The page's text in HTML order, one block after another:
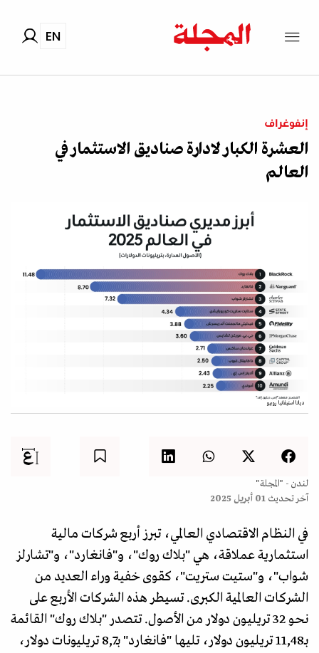
EN
إنفوغراف
العشرة الكبار لادارة صناديق الاستثمار في
العالم
ديانا استيفانيا روبيو
لندن - "المجلة"
آخر تحديث 01 أبريل 2025
في النظام الاقتصادي العالمي، تبرز أربع شركات مالية
استثمارية عملاقة، هي "بلاك روك"، و"فانغارد"، و"تشارلز
شواب"، و"ستيت ستريت"، كقوى خفية وراء العديد من
الشركات العالمية الكبرى. تسيطر هذه الشركات الأربع على
نحو 32 تريليون دولار من الأصول. تتصدر "بلاك روك" القائمة
بـ11,48 تريليون دولار، تليها "فانغارد" بـ8,7 تريليونات دولار،